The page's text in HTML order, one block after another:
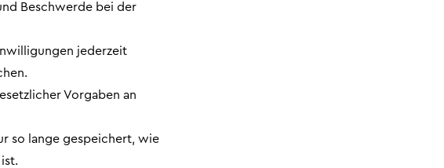
Beschwerde bei der
jederzeit
Vorgaben an
so lange gespeichert, wie